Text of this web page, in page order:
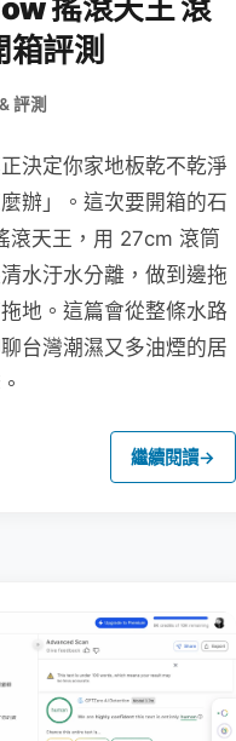
評測
評測
決定你家地板乾不乾淨
辦」。這次要開箱的石
滾天王，用 27cm 滾筒
水汙水分離，做到邊拖
地。這篇會從整條水路
台灣潮濕又多油煙的居
繼續閱讀→